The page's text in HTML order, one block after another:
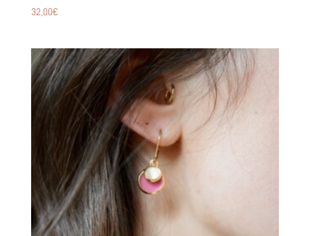
32,00€